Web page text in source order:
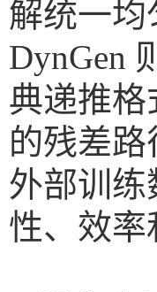
解统一
DynGen
典递推
的残差
外部训
性、效